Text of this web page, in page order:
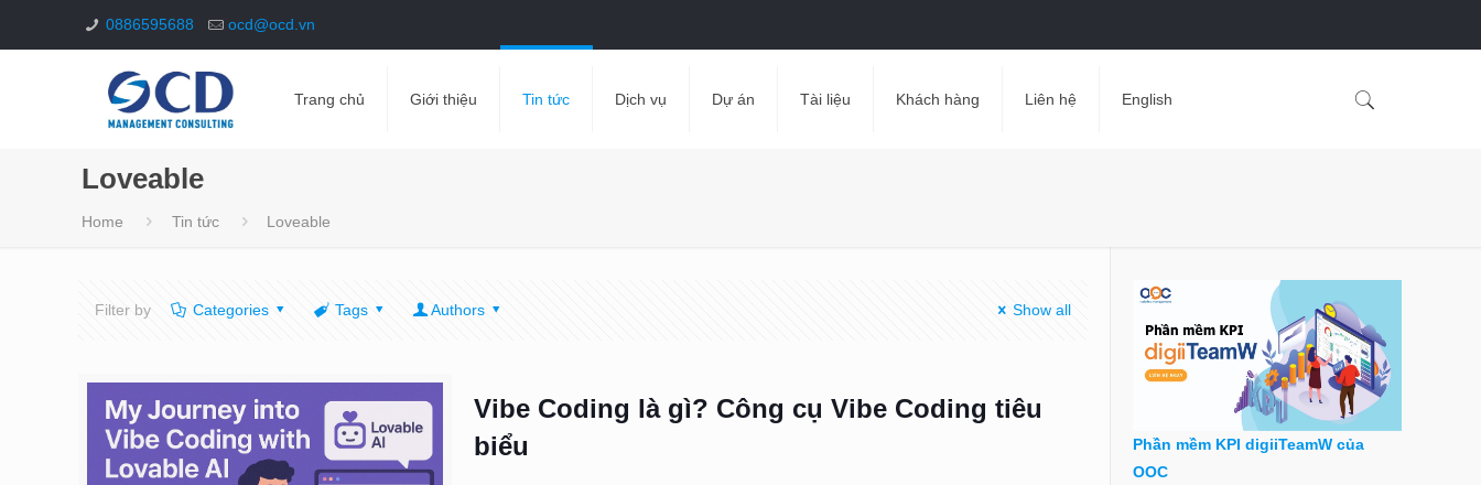
0886595688 ocd@ocd.vn
Trang chủ Giới thiệu Tin tức Dịch vụ Dự án Tài liệu Khách hàng Liên hệ English
Loveable
Home Tin tức Loveable
Filter by Categories Tags Authors Show all
Vibe Coding là gì? Công cụ Vibe Coding tiêu
biểu
Phần mềm KPI digiiTeamW của
OOC